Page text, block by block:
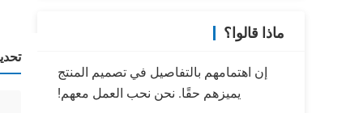
ماذا قالوا؟
إن اهتمامهم بالتفاصيل في تصميم المنتج
يميزهم حقًا. نحن نحب العمل معهم!